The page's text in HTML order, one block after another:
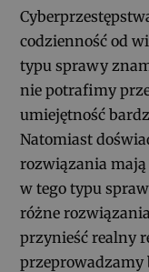
codzienność od
typu sprawy
nie potrafimy
umiejętność
Natomiast
rozwiązania mają
w tego typu
różne
przynieść realny
przeprowadzamy